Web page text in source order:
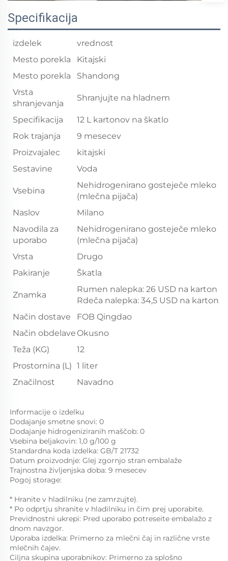
Specifikacija
izdelek
vrednost
Mesto porekla
Kitajski
Mesto porekla
Shandong
Vrsta
shranjevanja
Shranjujte na hladnem
Specifikacija
12 L kartonov na škatlo
Rok trajanja
9 mesecev
Proizvajalec
kitajski
Sestavine
Voda
Vsebina
Nehidrogenirano gosteječe mleko
(mlečna pijača)
Naslov
Milano
Navodila za
uporabo
Nehidrogenirano gosteječe mleko
(mlečna pijača)
Vrsta
Drugo
Pakiranje
Škatla
Znamka
Rumen nalepka: 26 USD na karton
Rdeča nalepka: 34,5 USD na karton
Način dostave
FOB Qingdao
Način obdelave Okusno
Teža (KG)
12
Prostornina (L) 1 liter
Značilnost
Navadno
Informacije o izdelku
Dodajanje smetne snovi: 0
Dodajanje hidrogeniziranih maščob: 0
Vsebina beljakovin: 1,0 g/100 g
Standardna koda izdelka: GB/T 21732
Datum proizvodnje: Glej zgornjo stran embalaže
Trajnostna življenjska doba: 9 mesecev
Pogoj storage:
* Hranite v hladilniku (ne zamrzujte).
* Po odprtju shranite v hladilniku in čim prej uporabite.
Previdnostni ukrepi: Pred uporabo potreseite embalažo z
dnom navzgor.
Uporaba izdelka: Primerno za mlečni čaj in različne vrste
mlečnih čajev.
Ciljna skupina uporabnikov: Primerno za splošno